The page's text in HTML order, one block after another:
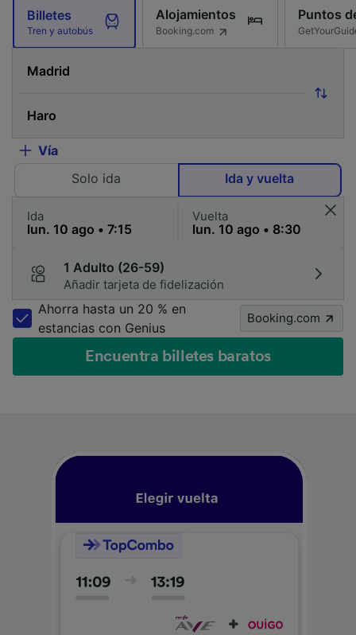
Billetes
Tren y autobús
Alojamientos
Booking.com
Puntos
Vía
Solo ida
Ida y vuelta
Ida Vuelta
1 Adulto (26-59)
Añadir tarjeta de fidelización
Ahorra hasta un 20 % en
estancias con Genius
Booking.com
Encuentra billetes baratos